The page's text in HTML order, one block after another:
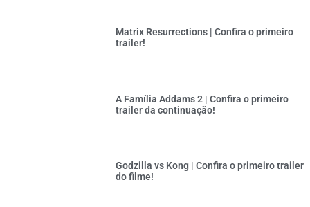
Matrix Resurrections | Confira o primeiro
trailer!
A Família Addams 2 | Confira o primeiro
trailer da continuação!
Godzilla vs Kong | Confira o primeiro trailer
do filme!